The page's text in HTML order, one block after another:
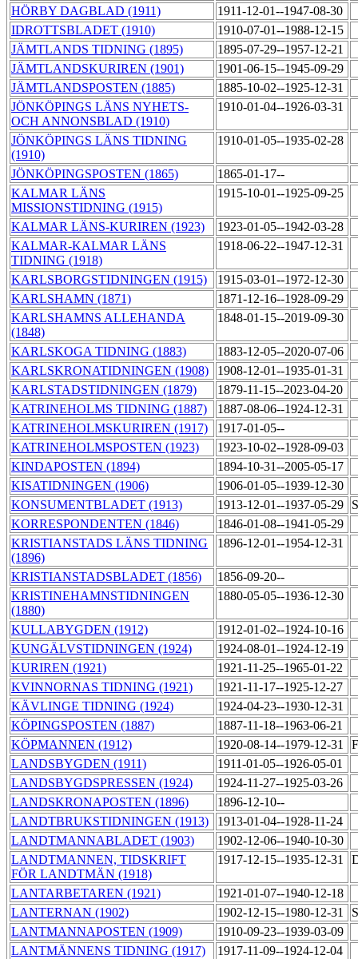
HÖRBY DAGBLAD (1911)
1911-12-01--1947-08-30
IDROTTSBLADET (1910)
1910-07-01--1988-12-15
JÄMTLANDS TIDNING (1895)
1895-07-29--1957-12-21
JÄMTLANDSKURIREN (1901)
1901-06-15--1945-09-29
JÄMTLANDSPOSTEN (1885)
1885-10-02--1925-12-31
JÖNKÖPINGS LÄNS NYHETS-
OCH ANNONSBLAD (1910)
1910-01-04--1926-03-31
JÖNKÖPINGS LÄNS TIDNING
(1910)
1910-01-05--1935-02-28
JÖNKÖPINGSPOSTEN (1865)
1865-01-17--
KALMAR LÄNS
MISSIONSTIDNING (1915)
1915-10-01--1925-09-25
KALMAR LÄNS-KURIREN (1923)
1923-01-05--1942-03-28
KALMAR-KALMAR LÄNS
TIDNING (1918)
1918-06-22--1947-12-31
KARLSBORGSTIDNINGEN (1915)
1915-03-01--1972-12-30
KARLSHAMN (1871)
1871-12-16--1928-09-29
KARLSHAMNS ALLEHANDA
(1848)
1848-01-15--2019-09-30
KARLSKOGA TIDNING (1883)
1883-12-05--2020-07-06
KARLSKRONATIDNINGEN (1908)
1908-12-01--1935-01-31
KARLSTADSTIDNINGEN (1879)
1879-11-15--2023-04-20
KATRINEHOLMS TIDNING (1887)
1887-08-06--1924-12-31
KATRINEHOLMSKURIREN (1917)
1917-01-05--
KATRINEHOLMSPOSTEN (1923)
1923-10-02--1928-09-03
KINDAPOSTEN (1894)
1894-10-31--2005-05-17
KISATIDNINGEN (1906)
1906-01-05--1939-12-30
KONSUMENTBLADET (1913)
1913-12-01--1937-05-29
KORRESPONDENTEN (1846)
1846-01-08--1941-05-29
KRISTIANSTADS LÄNS TIDNING
(1896)
1896-12-01--1954-12-31
KRISTIANSTADSBLADET (1856)
1856-09-20--
KRISTINEHAMNSTIDNINGEN
(1880)
1880-05-05--1936-12-30
KULLABYGDEN (1912)
1912-01-02--1924-10-16
KUNGÄLVSTIDNINGEN (1924)
1924-08-01--1924-12-19
KURIREN (1921)
1921-11-25--1965-01-22
KVINNORNAS TIDNING (1921)
1921-11-17--1925-12-27
KÄVLINGE TIDNING (1924)
1924-04-23--1930-12-31
KÖPINGSPOSTEN (1887)
1887-11-18--1963-06-21
KÖPMANNEN (1912)
1920-08-14--1979-12-31
LANDSBYGDEN (1911)
1911-01-05--1926-05-01
LANDSBYGDSPRESSEN (1924)
1924-11-27--1925-03-26
LANDSKRONAPOSTEN (1896)
1896-12-10--
LANDTBRUKSTIDNINGEN (1913)
1913-01-04--1928-11-24
LANDTMANNABLADET (1903)
1902-12-06--1940-10-30
LANDTMANNEN, TIDSKRIFT
FÖR LANDTMÄN (1918)
1917-12-15--1935-12-31
LANTARBETAREN (1921)
1921-01-07--1940-12-18
LANTERNAN (1902)
1902-12-15--1980-12-31
LANTMANNAPOSTEN (1909)
1910-09-23--1939-03-09
LANTMÄNNENS TIDNING (1917)
1917-11-09--1924-12-04